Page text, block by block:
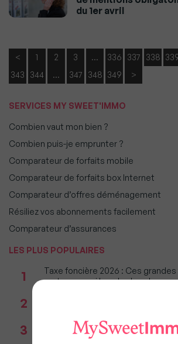
du 1er avril
< 1 2 3 … 336 337 338
343
344 … 347 348 349 >
SERVICES MY SWEET'IMMO
Combien vaut mon bien ?
Combien puis-je emprunter ?
Comparateur de forfaits mobile
Comparateur de forfaits box Internet
Comparateur d’offres déménagement
Résiliez vos abonnements facilement
Comparateur d’assurances
LES PLUS POPULAIRES
1
Taxe foncière 2026 : Ces
restera parmi les plus lourdes
2
Immobilier : Ce que l’AI Act
3
Réseau immobilier : iad franchit le
millions d'euros de chiffre